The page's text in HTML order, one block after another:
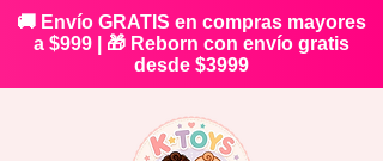
🚚 Envío GRATIS en compras mayores
a $999 | 🎁 Reborn con envío gratis
desde $3999